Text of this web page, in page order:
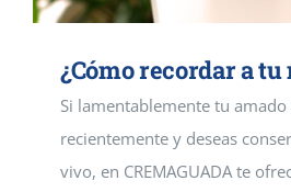
¿Cómo recordar a tu
Si lamentablemente tu
recientemente y deseas
vivo, en CREMAGUADA te